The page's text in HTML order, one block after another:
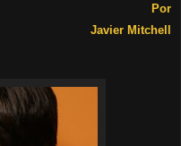
Por
Javier Mitchell